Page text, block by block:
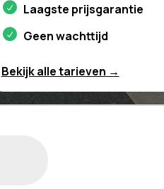
Laagste prijsgarantie
Geen wachttijd
Bekijk alle tarieven →